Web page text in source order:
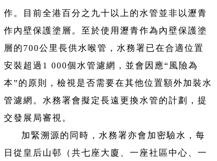
作。目前全港百分之九十以上的水管並非以瀝青
作內壁保護塗層。至於使用瀝青作為內壁保護塗
層的700公里長供水喉管，水務署已在合適位置
安裝超過1 000個水管濾網，並會因應“風險為
本”的原則，檢視是否需要在其他位置額外加裝水
管濾網。水務署會擬定長遠更換水管的計劃，提
交發展局審視。
加緊溯源的同時，水務署亦會加密驗水，每
日從皇后山邨（共七座大廈、一座社區中心、一